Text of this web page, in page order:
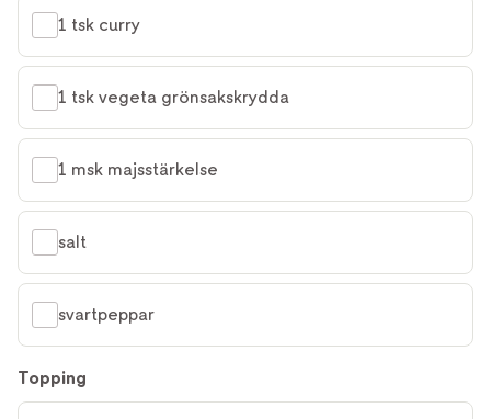
1 tsk curry
1 tsk vegeta grönsakskrydda
1 msk majsstärkelse
salt
svartpeppar
Topping